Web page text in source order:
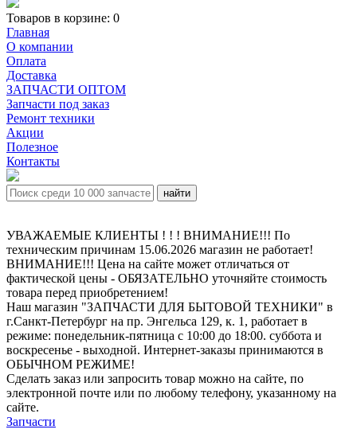
Товаров в корзине: 0
Главная
О компании
Оплата
Доставка
ЗАПЧАСТИ ОПТОМ
Запчасти под заказ
Ремонт техники
Акции
Полезное
Контакты
УВАЖАЕМЫЕ КЛИЕНТЫ ! ! ! ВНИМАНИЕ!!! По
техническим причинам 15.06.2026 магазин не работает!
ВНИМАНИЕ!!! Цена на сайте может отличаться от
фактической цены - ОБЯЗАТЕЛЬНО уточняйте стоимость
товара перед приобретением!
Наш магазин "ЗАПЧАСТИ ДЛЯ БЫТОВОЙ ТЕХНИКИ" в
г.Санкт-Петербург на пр. Энгельса 129, к. 1, работает в
режиме: понедельник-пятница с 10:00 до 18:00. суббота и
воскресенье - выходной. Интернет-заказы принимаются в
ОБЫЧНОМ РЕЖИМЕ!
Сделать заказ или запросить товар можно на сайте, по
электронной почте или по любому телефону, указанному на
сайте.
Запчасти